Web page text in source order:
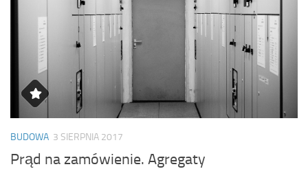
BUDOWA 3 SIERPNIA 2017
Prąd na zamówienie. Agregaty